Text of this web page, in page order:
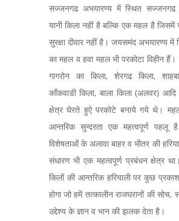
सज्जनगढ अभयारण्य में स्थित सज्जनगढ
यानी किला नहीं है बल्कि एक महल है जिसमें
सुरक्षा दीवार नहीं है। जयसमंद अभयारण्य में
का महल व हवा महल भी परकोटा विहीन हैं।
गागरोन का किला, शेरगढ किला,
काँकवाडी किला, बाला किला (अलवर)
क्षेत्र घेरते हुऐ परकोटे बनाये गये थे।
आन्तरिक सुन्दरता एक महत्वपूर्ण पहलू
विशेषताओं के अलावा बाहर व भीतर की
संधारण भी एक महत्वपूर्ण प्रबंधन क्षेत्र
किलों की आन्तरिक हरियाली पर कुछ
होगा जो हमें तत्कालीन राजघरानों की
उद्देश्य के ज्ञान व भान की झलक देता है।